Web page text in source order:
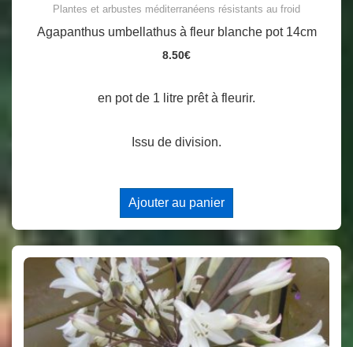
Plantes et arbustes méditerranéens résistants au froid
Agapanthus umbellathus à fleur blanche pot 14cm
8.50€
en pot de 1 litre prêt à fleurir.
Issu de division.
Ajouter au panier